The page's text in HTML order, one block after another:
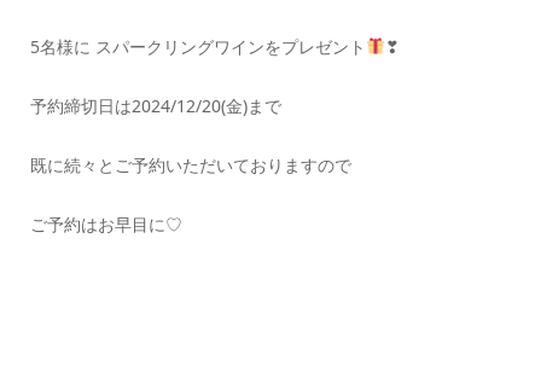
5名様に スパークリングワインをプレゼント ❣
予約締切日は2024/12/20(金)まで
既に続々とご予約いただいておりますので
ご予約はお早目に♡